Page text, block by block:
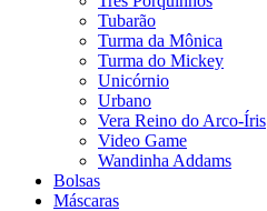
Tubarão
Turma da Mônica
Turma do Mickey
Unicórnio
Urbano
Vera Reino do Arco-Íris
Video Game
Wandinha Addams
Bolsas
Máscaras